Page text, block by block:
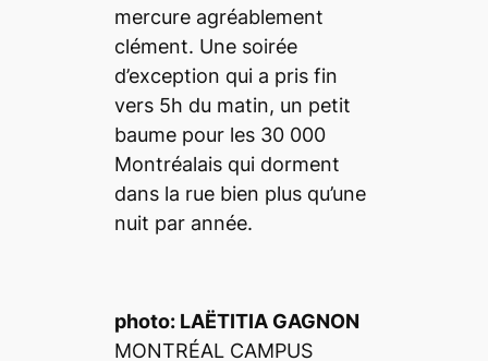
mercure agréablement
clément. Une soirée
d’exception qui a pris fin
vers 5h du matin, un petit
baume pour les 30 000
Montréalais qui dorment
dans la rue bien plus qu’une
nuit par année.
photo: LAËTITIA GAGNON
MONTRÉAL CAMPUS